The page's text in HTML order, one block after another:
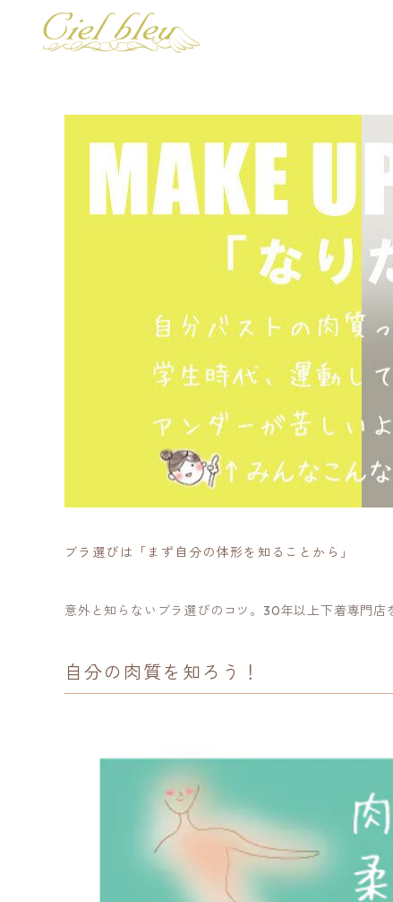
ブラ選びは「まず自分の体形を知ることから」
意外と知らないブラ選びのコツ。30年以上下着専門
自分の肉質を知ろう！